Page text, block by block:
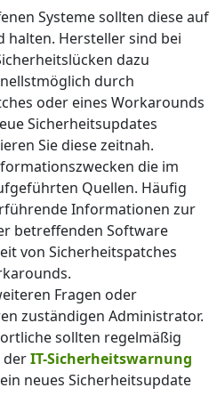
Systeme sollten diese auf
halten. Hersteller sind bei
dazu
durch
oder eines Workarounds
Sicherheitsupdates
Sie diese zeitnah.
die im
Quellen. Häufig
Informationen zur
betreffenden Software
von Sicherheitspatches
Fragen oder
zuständigen Administrator.
sollten regelmäßig
derIT-Sicherheitswarnung
neues Sicherheitsupdate